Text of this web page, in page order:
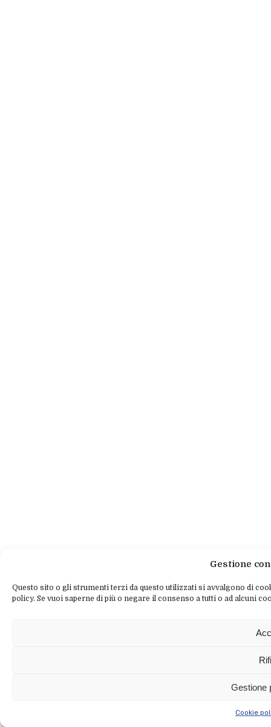
Gestione
Questo sito o gli strumenti terzi da questo utilizzati si avvalgono di
policy. Se vuoi saperne di più o negare il consenso a tutti o ad alcuni
Gestione
Cookie